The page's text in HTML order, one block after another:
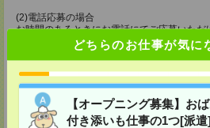
どちらのお仕事が気に
【オープニング募集】お
付き添いも仕事の1つ[派
(2)電話応募の場合
お時間のあるときにお電話にてご応募いただ
その場で登録も可能です。
【電話登録】
弊社HPよりマイページ作成をお願いします
電話での登録の際に、マイページ作成をい